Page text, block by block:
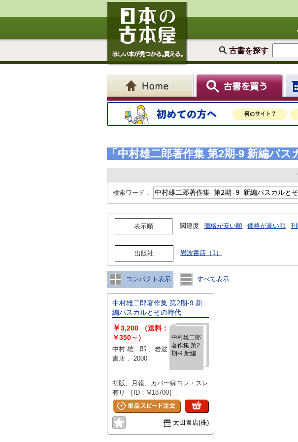
古書を探す
「中村雄二郎著作集 第2期‐9 新編パス
検索ワード：
表示順 関連度 価格が安い順 価格が高い順
出版社 岩波書店（1）
コンパクト表示 すべて表示
中村雄二郎著作集 第2期‐9 新
編パスカルとその時代
中村雄二郎
著作集 第2
期‐9 新編パ
の時代
￥3,200
（送料：
￥350～）
中村 雄二郎 、岩波
書店 、2000
初版、月報、カバー縁ヨレ・スレ
有り ［ID：M18700］
太田書店(株)